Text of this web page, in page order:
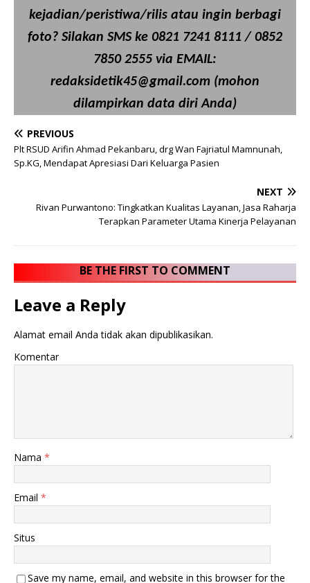
kejadian/peristiwa/rilis atau ingin berbagi
foto? Silakan SMS ke 0821 7241 8111 / 0852
7850 2555 via EMAIL:
redaksidetik45@gmail.com (mohon
dilampirkan data diri Anda)
PREVIOUS
Plt RSUD Arifin Ahmad Pekanbaru, drg Wan Fajriatul Mamnunah,
Sp.KG, Mendapat Apresiasi Dari Keluarga Pasien
NEXT
Rivan Purwantono: Tingkatkan Kualitas Layanan, Jasa Raharja
Terapkan Parameter Utama Kinerja Pelayanan
BE THE FIRST TO COMMENT
Leave a Reply
Alamat email Anda tidak akan dipublikasikan.
Komentar
Nama *
Email *
Situs
Save my name, email, and website in this browser for the